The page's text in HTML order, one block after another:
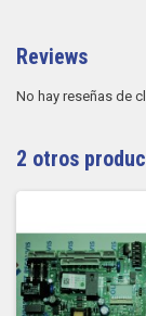
Reviews
No hay reseñas de
2 otros